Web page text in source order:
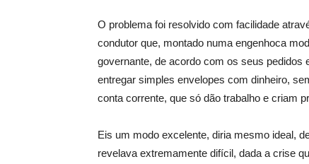
O problema foi resolvido com facilidade
condutor que, montado numa engenhoca
governante, de acordo com os seus
entregar simples envelopes com dinheiro,
conta corrente, que só dão trabalho e criam
Eis um modo excelente, diria mesmo ideal,
revelava extremamente difícil, dada a crise